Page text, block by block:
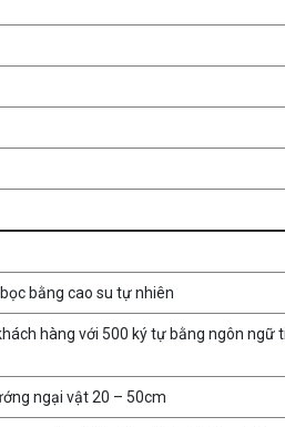
bằng cao su tự nhiên
hàng với 500 ký tự bằng ngôn ngữ
ngại vật 20 – 50cm